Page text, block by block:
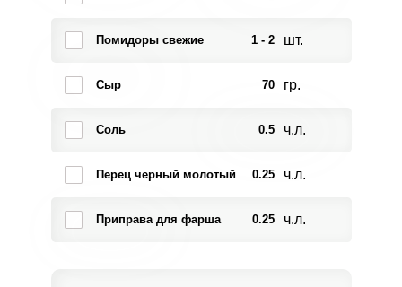
Помидоры свежие 1 - 2 шт.
Сыр 70 гр.
Соль 0.5 ч.л.
Перец черный молотый 0.25 ч.л.
Приправа для фарша 0.25 ч.л.